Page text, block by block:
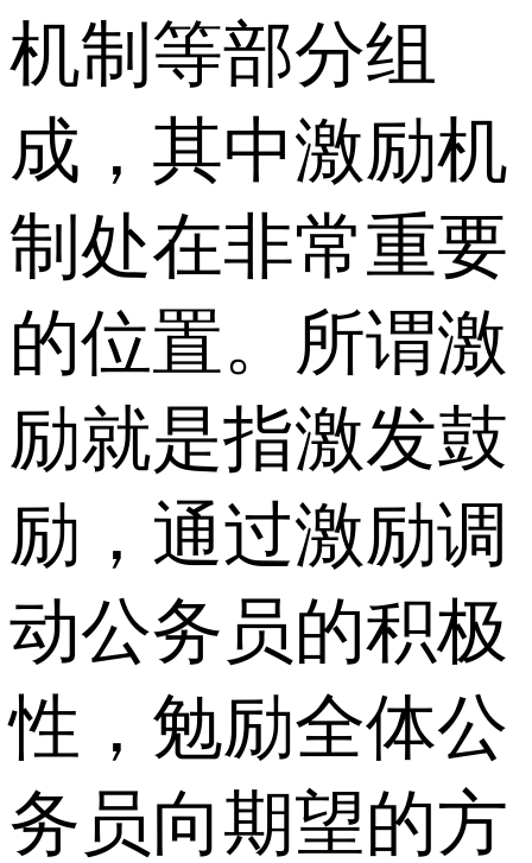
机制等部分组
成，其中激励机
制处在非常重要
的位置。所谓激
励就是指激发鼓
励，通过激励调
动公务员的积极
性，勉励全体公
务员向期望的方